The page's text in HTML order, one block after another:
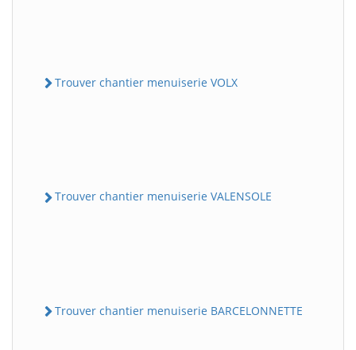
Trouver chantier menuiserie VOLX
Trouver chantier menuiserie VALENSOLE
Trouver chantier menuiserie BARCELONNETTE